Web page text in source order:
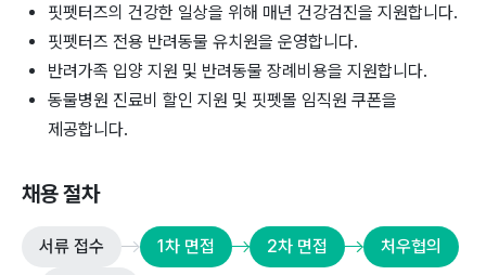
핏펫터즈의 건강한 일상을 위해 매년 건강검진을 지원합니다.
핏펫터즈 전용 반려동물 유치원을 운영합니다.
반려가족 입양 지원 및 반려동물 장례비용을 지원합니다.
동물병원 진료비 할인 지원 및 핏펫몰 임직원 쿠폰을
제공합니다.
채용 절차
서류 접수 1차 면접 2차 면접
처우협의